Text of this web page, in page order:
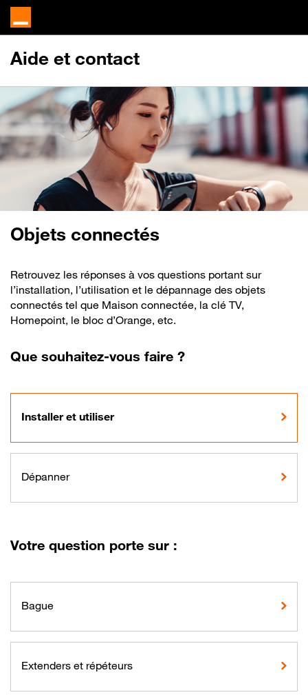
Aide et contact
Objets connectés
Retrouvez les réponses à vos questions portant sur
l’installation, l’utilisation et le dépannage des objets
connectés tel que Maison connectée, la clé TV,
Homepoint, le bloc d’Orange, etc.
Que souhaitez-vous faire ?
Installer et utiliser
Dépanner
Votre question porte sur :
Bague
Extenders et répéteurs